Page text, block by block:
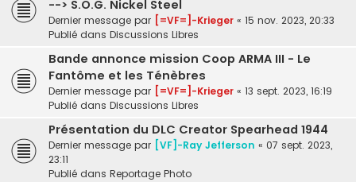
--> S.O.G. Nickel Steel
Dernier message par [=VF=]-Krieger « 15 nov. 2023, 20:33
Publié dans Discussions Libres
Bande annonce mission Coop ARMA III - Le
Fantôme et les Ténèbres
Dernier message par [=VF=]-Krieger « 13 sept. 2023, 16:19
Publié dans Discussions Libres
Présentation du DLC Creator Spearhead 1944
Dernier message par [VF]-Ray Jefferson « 07 sept. 2023,
23:11
Publié dans Reportage Photo